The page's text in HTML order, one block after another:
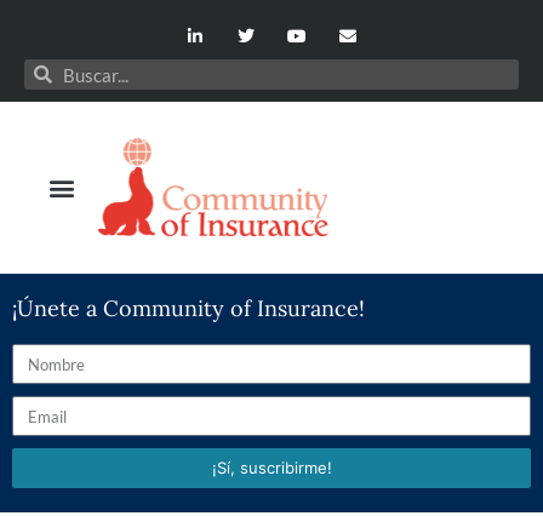
¡Únete a Community of Insurance!
¡Sí, suscribirme!